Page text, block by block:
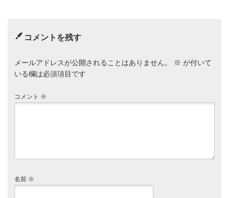
コメントを残す
メールアドレスが公開されることはありません。 ※ が付いて
いる欄は必須項目です
コメント ※
名前 ※